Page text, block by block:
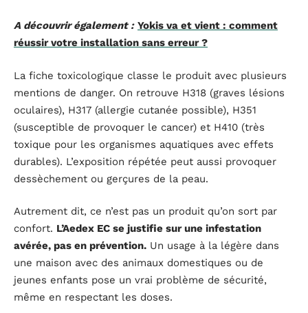
A découvrir également : Yokis va et vient : comment
réussir votre installation sans erreur ?
La fiche toxicologique classe le produit avec plusieurs
mentions de danger. On retrouve H318 (graves lésions
oculaires), H317 (allergie cutanée possible), H351
(susceptible de provoquer le cancer) et H410 (très
toxique pour les organismes aquatiques avec effets
durables). L’exposition répétée peut aussi provoquer
dessèchement ou gerçures de la peau.
Autrement dit, ce n’est pas un produit qu’on sort par
confort. L’Aedex EC se justifie sur une infestation
avérée, pas en prévention. Un usage à la légère dans
une maison avec des animaux domestiques ou de
jeunes enfants pose un vrai problème de sécurité,
même en respectant les doses.